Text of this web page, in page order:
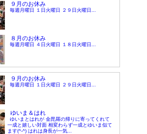
９月のお休み
毎週月曜日 １日火曜日 ２９日火曜日...
８月のお休み
毎週月曜日 ４日火曜日 １８日火曜日...
９月のお休み
毎週月曜日 １日火曜日 ２９日火曜日...
ゆいま＆はれ
ゆいまとはれが 金毘羅の帰りに寄ってくれて
一成と嬉しい対面 相変わらず一成とゆいま似て
ます(^-^) はれは身長が一気...